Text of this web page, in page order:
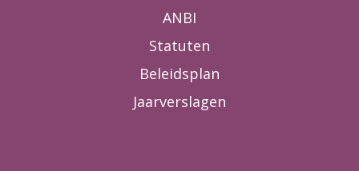
ANBI
Statuten
Beleidsplan
Jaarverslagen